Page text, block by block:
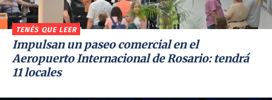
TENÉS QUE LEER
Impulsan un paseo comercial en el
Aeropuerto Internacional de Rosario: tendrá
11 locales